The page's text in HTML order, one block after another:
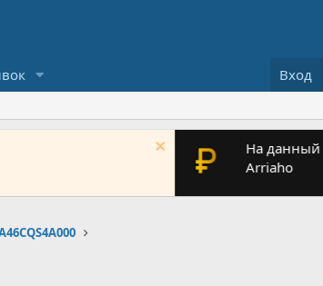
Вход
необходимого пункта напишите в личные